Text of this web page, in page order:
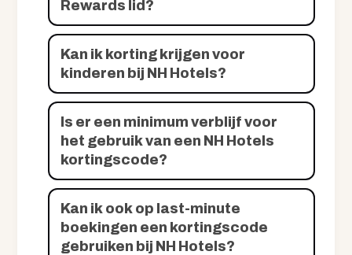
Rewards lid?
Kan ik korting krijgen voor
kinderen bij NH Hotels?
Is er een minimum verblijf voor
het gebruik van een NH Hotels
kortingscode?
Kan ik ook op last-minute
boekingen een kortingscode
gebruiken bij NH Hotels?